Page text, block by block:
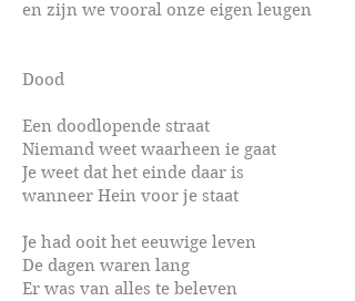
en zijn we vooral onze eigen leugen
Dood
Een doodlopende straat
Niemand weet waarheen ie gaat
Je weet dat het einde daar is
wanneer Hein voor je staat
Je had ooit het eeuwige leven
De dagen waren lang
Er was van alles te beleven